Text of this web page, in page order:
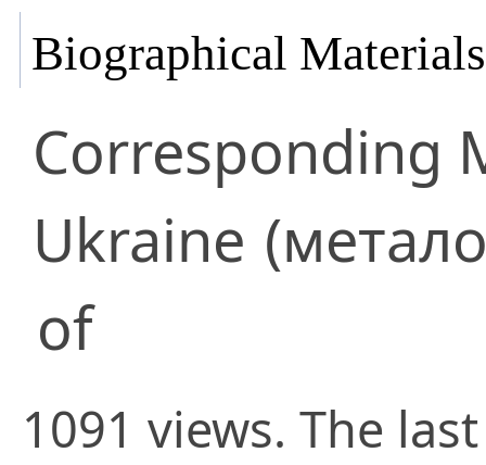
Biographical Materials
Corresponding
Ukraine
of
1091 views. The